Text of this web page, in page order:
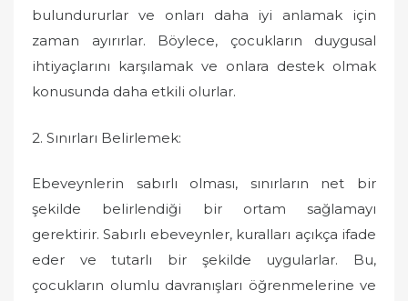
bulundururlar ve onları daha iyi anlamak için
zaman ayırırlar. Böylece, çocukların duygusal
ihtiyaçlarını karşılamak ve onlara destek olmak
konusunda daha etkili olurlar.
2. Sınırları Belirlemek:
Ebeveynlerin sabırlı olması, sınırların net bir
şekilde belirlendiği bir ortam sağlamayı
gerektirir. Sabırlı ebeveynler, kuralları açıkça ifade
eder ve tutarlı bir şekilde uygularlar. Bu,
çocukların olumlu davranışları öğrenmelerine ve